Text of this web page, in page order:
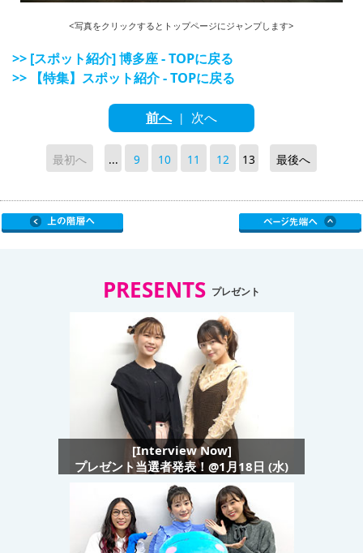
<写真をクリックするとトップページにジャンプします>
>> [スポット紹介] 博多座 - TOPに戻る
>> 【特集】スポット紹介 - TOPに戻る
前へ| 次へ
最初へ ... 9 10 11 12 13 最後へ
PRESENTS プレゼント
[Interview Now]
プレゼント当選者発表！@1月18日 (水)